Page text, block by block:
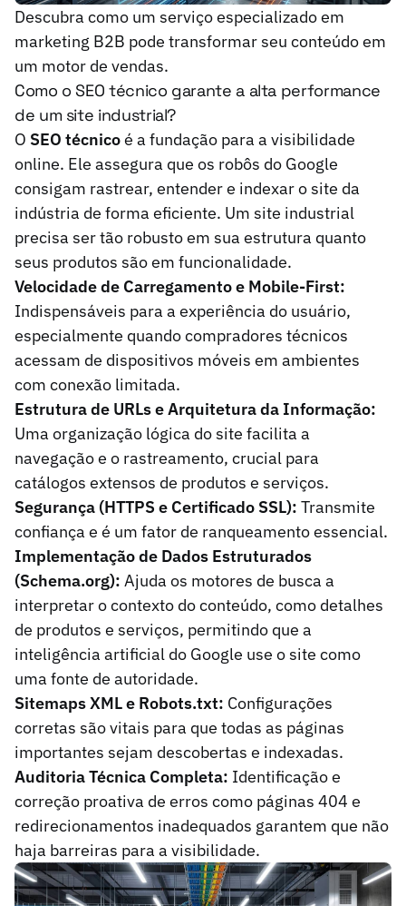
Descubra como um serviço especializado em
marketing B2B pode transformar seu conteúdo em
um motor de vendas.
Como o SEO técnico garante a alta performance
de um site industrial?
O SEO técnicoé a fundação para a visibilidade
online. Ele assegura que os robôs do Google
consigam rastrear, entender e indexar o site da
indústria de forma eficiente. Um site industrial
precisa ser tão robusto em sua estrutura quanto
seus produtos são em funcionalidade.
Velocidade de Carregamento e Mobile-First:
Indispensáveis para a experiência do usuário,
especialmente quando compradores técnicos
acessam de dispositivos móveis em ambientes
com conexão limitada.
Estrutura de URLs e Arquitetura da Informação:
Uma organização lógica do site facilita a
navegação e o rastreamento, crucial para
catálogos extensos de produtos e serviços.
Segurança (HTTPS e Certificado SSL): Transmite
confiança e é um fator de ranqueamento essencial.
Implementação de Dados Estruturados
(Schema.org): Ajuda os motores de busca a
interpretar o contexto do conteúdo, como detalhes
de produtos e serviços, permitindo que a
inteligência artificial do Google use o site como
uma fonte de autoridade.
Sitemaps XML e Robots.txt: Configurações
corretas são vitais para que todas as páginas
importantes sejam descobertas e indexadas.
Auditoria Técnica Completa: Identificação e
correção proativa de erros como páginas 404 e
redirecionamentos inadequados garantem que não
haja barreiras para a visibilidade.